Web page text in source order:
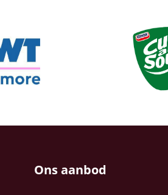
Ons aanbod